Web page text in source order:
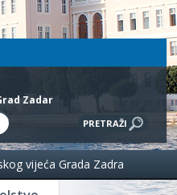
Zadar
vijeća Grada Zadra